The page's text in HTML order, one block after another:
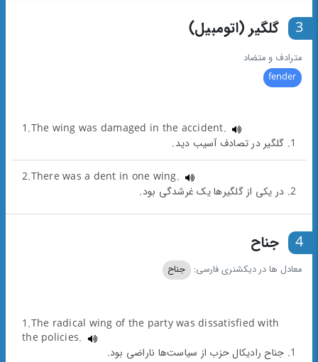
3 گلگیر (اتومبیل)
مترادف و متضاد
fender
1.The wing was damaged in the accident.
1. گلگیر در تصادف آسیب دید.
2.There was a dent in one wing.
2. در یکی از گلگیرها یک غرشدگی بود.
4 جناح
معادل ها در دیکشنری فارسی: جناح
1.The radical wing of the party was dissatisfied with
the policies.
1. جناح رادیکال حزب از سیاست‌ها ناراضی بود.